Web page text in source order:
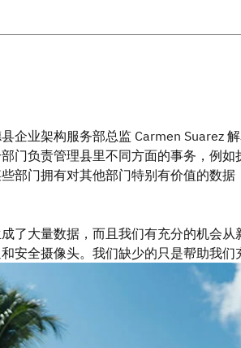
企业架构服务部总监 Carmen Suarez
门负责管理县里不同方面的事务，例
部门拥有对其他部门特别有价值的数
了大量数据，而且我们有充分的机会
安全摄像头。我们缺少的只是帮助我们